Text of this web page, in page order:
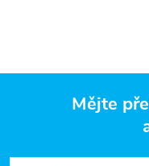
p
s
Mějte